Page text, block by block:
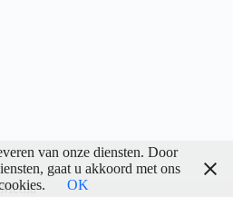
van onze diensten. Door
gaat u akkoord met ons
OK